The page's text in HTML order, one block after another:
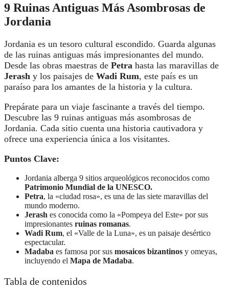
9 Ruinas Antiguas Más Asombrosas de
Jordania
Jordania es un tesoro cultural escondido. Guarda algunas
de las ruinas antiguas más impresionantes del mundo.
Desde las obras maestras de Petra hasta las maravillas de
Jerash y los paisajes de Wadi Rum, este país es un
paraíso para los amantes de la historia y la cultura.
Prepárate para un viaje fascinante a través del tiempo.
Descubre las 9 ruinas antiguas más asombrosas de
Jordania. Cada sitio cuenta una historia cautivadora y
ofrece una experiencia única a los visitantes.
Puntos Clave:
Jordania alberga 9 sitios arqueológicos reconocidos como
Patrimonio Mundial de la UNESCO.
Petra, la «ciudad rosa», es una de las siete maravillas del
mundo moderno.
Jerash es conocida como la «Pompeya del Este» por sus
impresionantes ruinas romanas.
Wadi Rum, el «Valle de la Luna», es un paisaje desértico
espectacular.
Madaba es famosa por sus mosaicos bizantinos y omeyas,
incluyendo el Mapa de Madaba.
Tabla de contenidos